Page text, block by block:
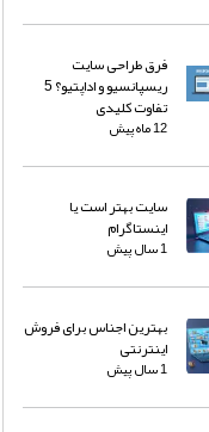
فرق طراحی سایت
ریسپانسیو و اداپتیو؟ 5
تفاوت کلیدی
12 ماه پیش
سایت بهتر است یا
اینستاگرام
1 سال پیش
بهترین اجناس برای فروش
اینترنتی
1 سال پیش